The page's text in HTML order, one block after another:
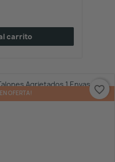
carrito
OFERTA! favorite_border